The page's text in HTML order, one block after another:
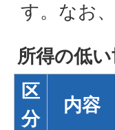
す。なお
所得の低
区
分
内容